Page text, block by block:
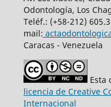
Odontología, Los
Teléf.: (+58-212)
mail:
Caracas - Venezuela
Esta
licencia de Creative
Internacional